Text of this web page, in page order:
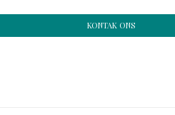
KONTAK ONS